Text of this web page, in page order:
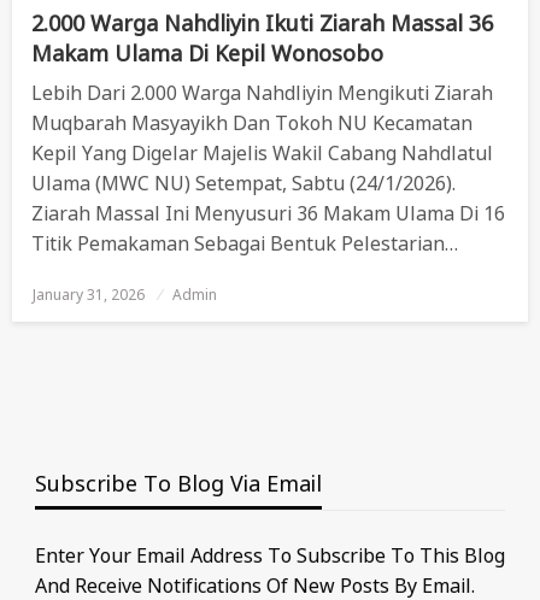
2.000 Warga Nahdliyin Ikuti Ziarah Massal 36
Makam Ulama Di Kepil Wonosobo
Lebih Dari 2.000 Warga Nahdliyin Mengikuti Ziarah
Muqbarah Masyayikh Dan Tokoh NU Kecamatan
Kepil Yang Digelar Majelis Wakil Cabang Nahdlatul
Ulama (MWC NU) Setempat, Sabtu (24/1/2026).
Ziarah Massal Ini Menyusuri 36 Makam Ulama Di 16
Titik Pemakaman Sebagai Bentuk Pelestarian…
Posted
January 31, 2026 Admin
Subscribe To Blog Via Email
Enter Your Email Address To Subscribe To This Blog
And Receive Notifications Of New Posts By Email.